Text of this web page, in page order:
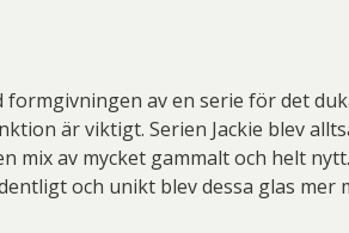
av en serie för det
är viktigt. Serien Jackie blev
av mycket gammalt och helt
och unikt blev dessa glas mer